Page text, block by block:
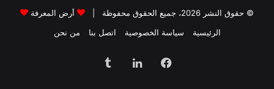
© حقوق النشر 2026، جميع الحقوق محفوظة |
أرض المعرفة
الرئيسية
سياسة الخصوصية اتصل بنا من نحن
فيسبوكلينكدإن
‏Tumblr